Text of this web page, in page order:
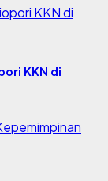
KKN di